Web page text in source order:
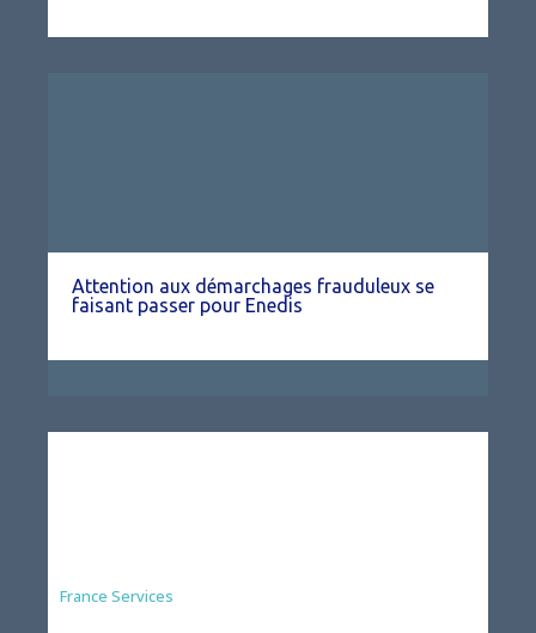
Attention aux démarchages frauduleux se
faisant passer pour Enedis
France Services